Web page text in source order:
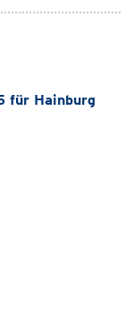
für Hainburg